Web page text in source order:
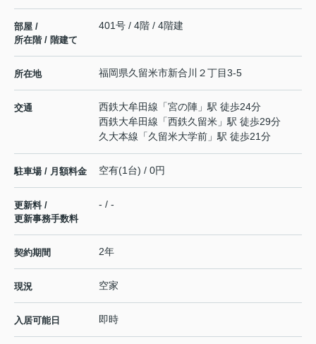
部屋 /
所在階 / 階建て
401号 / 4階 / 4階建
所在地 福岡県久留米市新合川 ２丁目3-5
交通 西鉄大牟田線 「宮の陣 」駅 徒歩24分
西鉄大牟田線 「西鉄久留米 」駅 徒歩29分
久大本線 「久留米大学前 」駅 徒歩21分
駐車場 / 月額料金 空有(1台) / 0円
更新料 /
更新事務手数料
- / -
契約期間 2年
現況 空家
入居可能日 即時